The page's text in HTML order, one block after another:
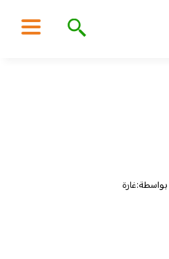
بواسطة:غارة